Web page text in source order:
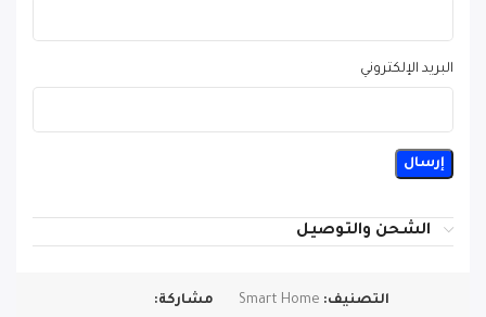
البريد الإلكتروني
الشحن والتوصيل
التصنيف: Smart Home مشاركة: